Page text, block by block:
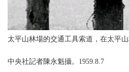
太平山林場的交通工具索道，在太平山
中央社記者陳永魁攝。1959.8.7